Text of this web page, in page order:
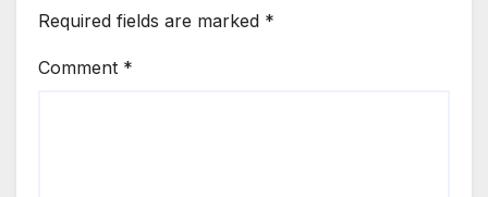
Required fields are marked *
Comment *